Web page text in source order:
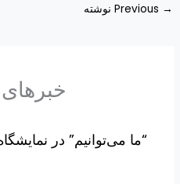
→
“ما می‌توانیم” در